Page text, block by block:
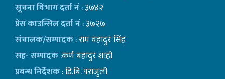
सूचना विभाग दर्ता नं: ३७४२
प्रेस काउन्सिल दर्ता नं: ३७२७
संचालक/सम्पादक: राम वहादुर सिंह
सह- सम्पादक:कर्ण बहादुर शाही
प्रबन्ध निर्देशक: डि.बि. पराजुली